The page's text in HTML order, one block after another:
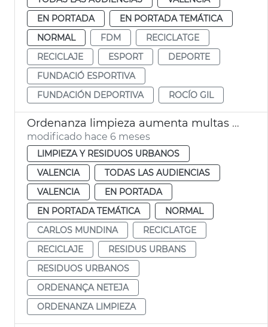
EN PORTADA
EN PORTADA TEMÁTICA
NORMAL
FDM
RECICLATGE
RECICLAJE
ESPORT
DEPORTE
FUNDACIÓ ESPORTIVA
FUNDACIÓN DEPORTIVA
ROCÍO GIL
Ordenanza limpieza aumenta multas ensuciar vía pública
modificado hace 6 meses
LIMPIEZA Y RESIDUOS URBANOS
VALENCIA
TODAS LAS AUDIENCIAS
VALENCIA
EN PORTADA
EN PORTADA TEMÁTICA
NORMAL
CARLOS MUNDINA
RECICLATGE
RECICLAJE
RESIDUS URBANS
RESIDUOS URBANOS
ORDENANÇA NETEJA
ORDENANZA LIMPIEZA